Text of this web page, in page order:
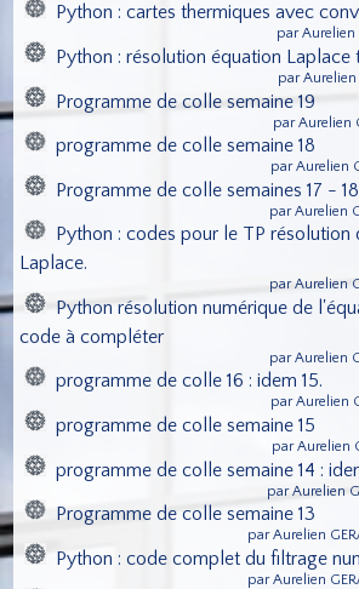
Python : cartes thermiques avec
par Aurelien
Python : résolution équation Laplace
par Aurelien
Programme de colle semaine 19
par Aurelien
programme de colle semaine 18
par Aurelien
Programme de colle semaines 17 - 18
par Aurelien
Python : codes pour le TP résolution
Laplace.
par Aurelien
Python résolution numérique de
code à compléter
par Aurelien
programme de colle 16 : idem 15.
par Aurelien
programme de colle semaine 15
par Aurelien
programme de colle semaine 14 :
par Aurelien
Programme de colle semaine 13
par Aurelien
Python : code complet du filtrage
par Aurelien